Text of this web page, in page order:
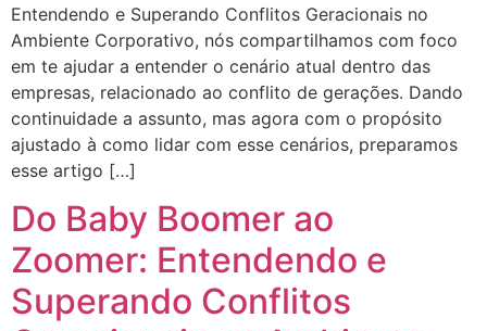
Entendendo e Superando Conflitos Geracionais no
Ambiente Corporativo, nós compartilhamos com foco
em te ajudar a entender o cenário atual dentro das
empresas, relacionado ao conflito de gerações. Dando
continuidade a assunto, mas agora com o propósito
ajustado à como lidar com esse cenários, preparamos
esse artigo […]
Do Baby Boomer ao
Zoomer: Entendendo e
Superando Conflitos